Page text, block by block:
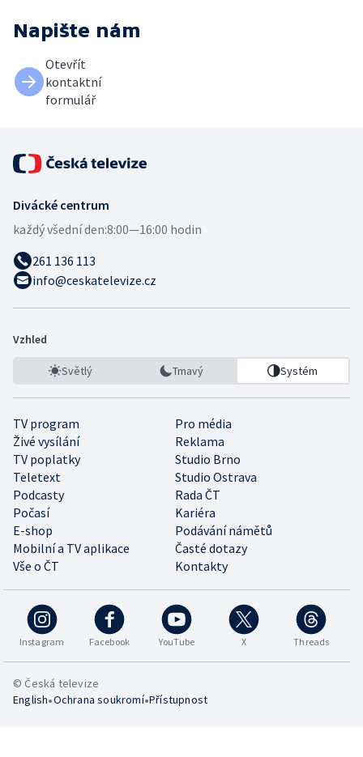
Napište nám
Otevřít
kontaktní
formulář
Divácké centrum
každý všední den:8:00—16:00 hodin
261 136 113
info@ceskatelevize.cz
Vzhled
Světlý Tmavý Systém
TV program
Pro média
Živé vysílání
Reklama
TV poplatky
Studio Brno
Teletext
Studio Ostrava
Podcasty
Rada ČT
Počasí
Kariéra
E-shop
Podávání námětů
Mobilní a TV aplikace
Časté dotazy
Vše o ČT
Kontakty
Instagram Facebook YouTube X Threads
© Česká televize
English•Ochrana soukromí•Přístupnost